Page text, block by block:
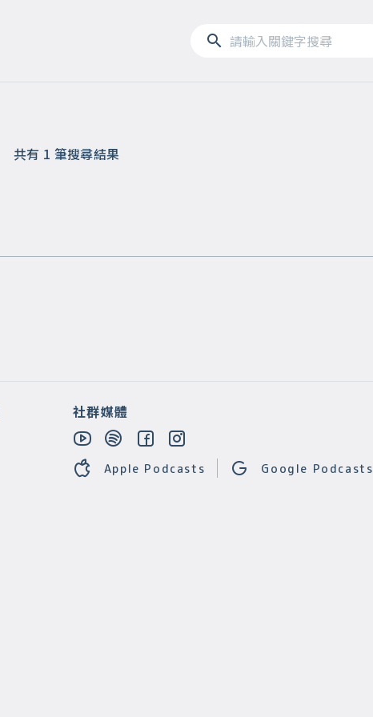
共有 1 筆搜尋結果
社群媒體
Apple Podcasts Google Podcasts